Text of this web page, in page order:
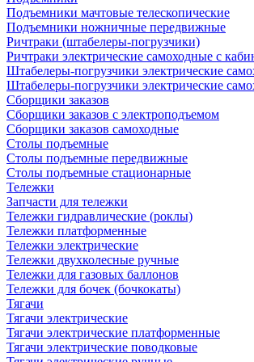
Подъемники мачтовые телескопические
Подъемники ножничные передвижные
Ричтраки (штабелеры-погрузчики)
Ричтраки электрические самоходные с
Штабелеры-погрузчики электрические
Штабелеры-погрузчики электрические
Сборщики заказов
Сборщики заказов с электроподъемом
Сборщики заказов самоходные
Столы подъемные
Столы подъемные передвижные
Столы подъемные стационарные
Тележки
Запчасти для тележки
Тележки гидравлические (роклы)
Тележки платформенные
Тележки электрические
Тележки двухколесные ручные
Тележки для газовых баллонов
Тележки для бочек (бочкокаты)
Тягачи
Тягачи электрические
Тягачи электрические платформенные
Тягачи электрические поводковые